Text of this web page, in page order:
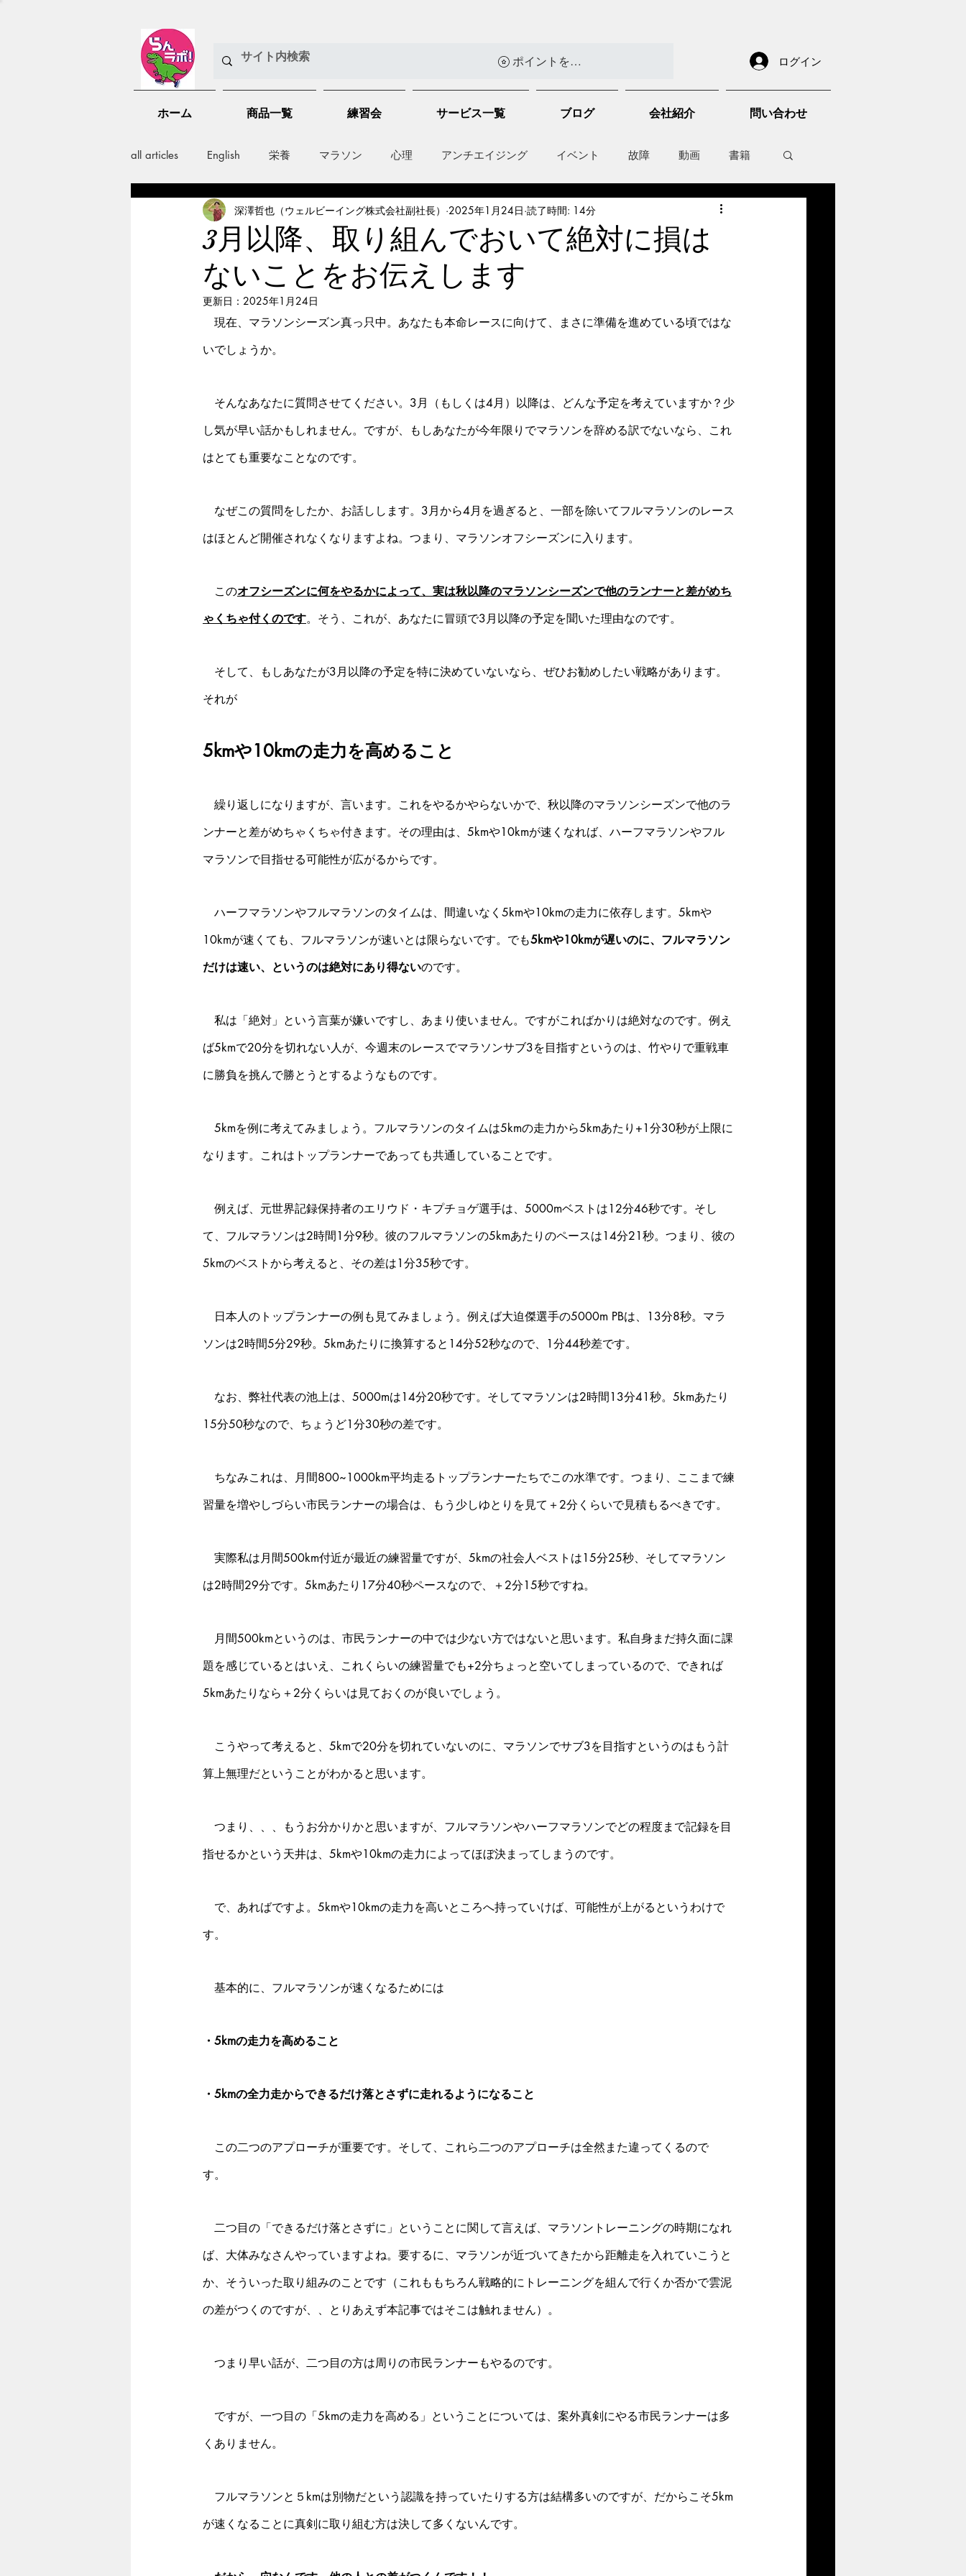
ポイントを表示 ログイン
ホーム 商品一覧 練習会 サービス一覧 ブログ 会社紹介 問い合わせ
all articles English 栄養 マラソン 心理 アンチエイジング イベント 故障 動画 書籍
メンバー紹介 Nutrition anti-inflammation Network marketing mental factors
health mamagement セールス 走り方
3月以降、取り組んでおいて絶対に損は
ないことをお伝えします
深澤哲也（ウェルビーイング株式会社副社長） 2025年1月24日 読了時間: 14分
更新日： 2025年1月24日
現在、マラソンシーズン真っ只中。あなたも本命レースに向けて、まさに準備を進めている頃ではな
いでしょうか。
そんなあなたに質問させてください。3月（もしくは4月）以降は、どんな予定を考えていますか？少
し気が早い話かもしれません。ですが、もしあなたが今年限りでマラソンを辞める訳でないなら、これ
はとても重要なことなのです。
なぜこの質問をしたか、お話しします。3月から4月を過ぎると、一部を除いてフルマラソンのレース
はほとんど開催されなくなりますよね。つまり、マラソンオフシーズンに入ります。
このオフシーズンに何をやるかによって、実は秋以降のマラソンシーズンで他のランナーと差がめち
ゃくちゃ付くのです。そう、これが、あなたに冒頭で3月以降の予定を聞いた理由なのです。
そして、もしあなたが3月以降の予定を特に決めていないなら、ぜひお勧めしたい戦略があります。
それが
5kmや10kmの走力を高めること
繰り返しになりますが、言います。これをやるかやらないかで、秋以降のマラソンシーズンで他のラ
ンナーと差がめちゃくちゃ付きます。その理由は、5kmや10kmが速くなれば、ハーフマラソンやフル
マラソンで目指せる可能性が広がるからです。
ハーフマラソンやフルマラソンのタイムは、間違いなく5kmや10kmの走力に依存します。5kmや
10kmが速くても、フルマラソンが速いとは限らないです。でも5kmや10kmが遅いのに、フルマラソン
だけは速い、というのは絶対にあり得ないのです。
私は「絶対」という言葉が嫌いですし、あまり使いません。ですがこればかりは絶対なのです。例え
ば5kmで20分を切れない人が、今週末のレースでマラソンサブ3を目指すというのは、竹やりで重戦車
に勝負を挑んで勝とうとするようなものです。
5kmを例に考えてみましょう。フルマラソンのタイムは5kmの走力から5kmあたり+1分30秒が上限に
なります。これはトップランナーであっても共通していることです。
例えば、元世界記録保持者のエリウド・キプチョゲ選手は、5000mベストは12分46秒です。そし
て、フルマラソンは2時間1分9秒。彼のフルマラソンの5kmあたりのペースは14分21秒。つまり、彼の
5kmのベストから考えると、その差は1分35秒です。
日本人のトップランナーの例も見てみましょう。例えば大迫傑選手の5000m PBは、13分8秒。マラ
ソンは2時間5分29秒。5kmあたりに換算すると14分52秒なので、1分44秒差です。
なお、弊社代表の池上は、5000mは14分20秒です。そしてマラソンは2時間13分41秒。5kmあたり
15分50秒なので、ちょうど1分30秒の差です。
ちなみこれは、月間800~1000km平均走るトップランナーたちでこの水準です。つまり、ここまで練
習量を増やしづらい市民ランナーの場合は、もう少しゆとりを見て＋2分くらいで見積もるべきです。
実際私は月間500km付近が最近の練習量ですが、5kmの社会人ベストは15分25秒、そしてマラソン
は2時間29分です。5kmあたり17分40秒ペースなので、＋2分15秒ですね。
月間500kmというのは、市民ランナーの中では少ない方ではないと思います。私自身まだ持久面に課
題を感じているとはいえ、これくらいの練習量でも+2分ちょっと空いてしまっているので、できれば
5kmあたりなら＋2分くらいは見ておくのが良いでしょう。
こうやって考えると、5kmで20分を切れていないのに、マラソンでサブ3を目指すというのはもう計
算上無理だということがわかると思います。
つまり、、、もうお分かりかと思いますが、フルマラソンやハーフマラソンでどの程度まで記録を目
指せるかという天井は、5kmや10kmの走力によってほぼ決まってしまうのです。
で、あればですよ。5kmや10kmの走力を高いところへ持っていけば、可能性が上がるというわけで
す。
基本的に、フルマラソンが速くなるためには
・5kmの走力を高めること
・5kmの全力走からできるだけ落とさずに走れるようになること
この二つのアプローチが重要です。そして、これら二つのアプローチは全然また違ってくるので
す。
二つ目の「できるだけ落とさずに」ということに関して言えば、マラソントレーニングの時期になれ
ば、大体みなさんやっていますよね。要するに、マラソンが近づいてきたから距離走を入れていこうと
か、そういった取り組みのことです（これももちろん戦略的にトレーニングを組んで行くか否かで雲泥
の差がつくのですが、、とりあえず本記事ではそこは触れません）。
つまり早い話が、二つ目の方は周りの市民ランナーもやるのです。
ですが、一つ目の「5kmの走力を高める」ということについては、案外真剣にやる市民ランナーは多
くありません。
フルマラソンと５kmは別物だという認識を持っていたりする方は結構多いのですが、だからこそ5km
が速くなることに真剣に取り組む方は決して多くないんです。